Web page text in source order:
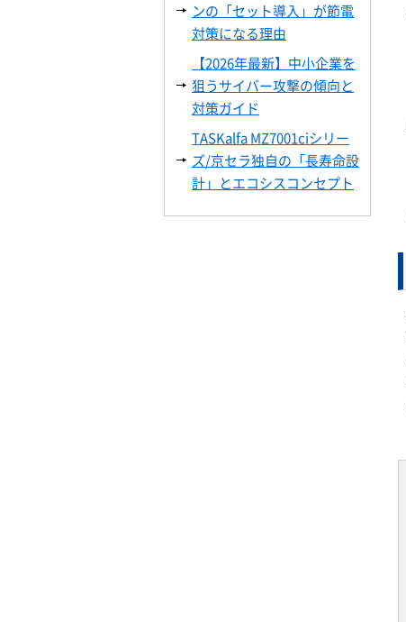
ンの「セット導入」が節電
対策になる理由
【2026年最新】中小企業を
狙うサイバー攻撃の傾向と
対策ガイド
TASKalfa MZ7001ciシリー
ズ/京セラ独自の「長寿命設
計」とエコシスコンセプト